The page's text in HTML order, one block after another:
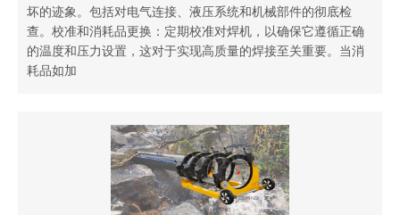
坏的迹象。包括对电气连接、液压系统和机械部件的彻底检
查。校准和消耗品更换：定期校准对焊机，以确保它遵循正确
的温度和压力设置，这对于实现高质量的焊接至关重要。当消
耗品如加